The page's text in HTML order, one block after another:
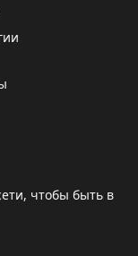
чтобы быть в